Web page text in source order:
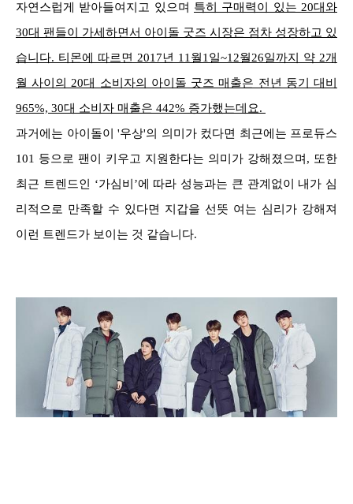
자연스럽게 받아들여지고 있으며 특히 구매력이 있는 20대와
30대 팬들이 가세하면서 아이돌 굿즈 시장은 점차 성장하고 있
습니다. 티몬에 따르면 2017년 11월1일~12월26일까지 약 2개
월 사이의 20대 소비자의 아이돌 굿즈 매출은 전년 동기 대비
965%, 30대 소비자 매출은 442% 증가했는데요.
과거에는 아이돌이 '우상'의 의미가 컸다면 최근에는 프로듀스
101 등으로 팬이 키우고 지원한다는 의미가 강해졌으며, 또한
최근 트렌드인 ‘가심비’에 따라 성능과는 큰 관계없이 내가 심
리적으로 만족할 수 있다면 지갑을 선뜻 여는 심리가 강해져
이런 트렌드가 보이는 것 같습니다.